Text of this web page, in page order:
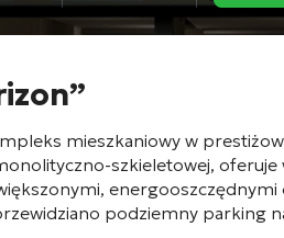
mieszkaniowy w
szkieletowej, oferuje
energooszczędnymi
podziemny parking